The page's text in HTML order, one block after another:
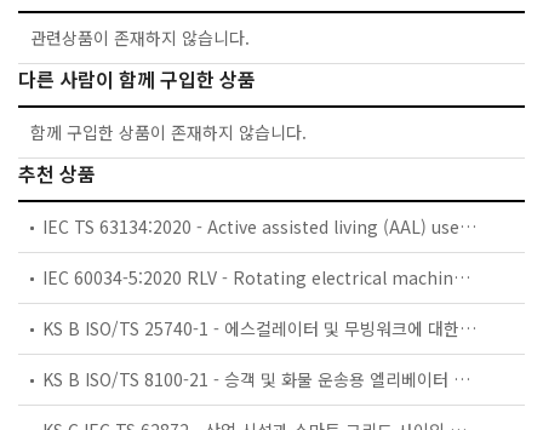
관련상품이 존재하지 않습니다.
다른 사람이 함께 구입한 상품
함께 구입한 상품이 존재하지 않습니다.
추천 상품
IEC TS 63134:2020 - Active assisted living (AAL) use cases
IEC 60034-5:2020 RLV - Rotating electrical machines - Part 5: Degrees of protection provided by the integral design of rotating electrical machines (IP code) - Classification
KS B ISO/TS 25740-1 - 에스컬레이터 및 무빙워크에 대한 안전요건 — 제1부: 세계공통 필수 안전요건(GESRs)
KS B ISO/TS 8100-21 - 승객 및 화물 운송용 엘리베이터 —제21부: 세계공통 필수안전요건(GESRs)을 충족하는 세계공통 안전 파라미터(GSPs)